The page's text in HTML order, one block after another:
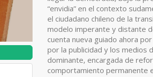
“envidia” en el contexto
el ciudadano chileno de la
modelo imperante y distante
cuenta nueva guiado ahora
por la publicidad y los medios
dominante, encargada de
comportamiento permanente